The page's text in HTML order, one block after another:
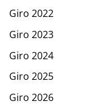
Giro 2022
Giro 2023
Giro 2024
Giro 2025
Giro 2026